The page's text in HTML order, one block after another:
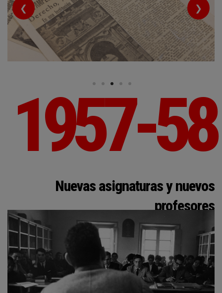
❮ ❯
1957-58
Nuevas asignaturas y nuevos
profesores